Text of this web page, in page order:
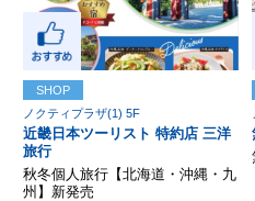
SHOP
ノクティプラザ(1) 5F
近畿日本ツーリスト 特約店 三洋
旅行
秋冬個人旅行【北海道・沖縄・九
州】新発売